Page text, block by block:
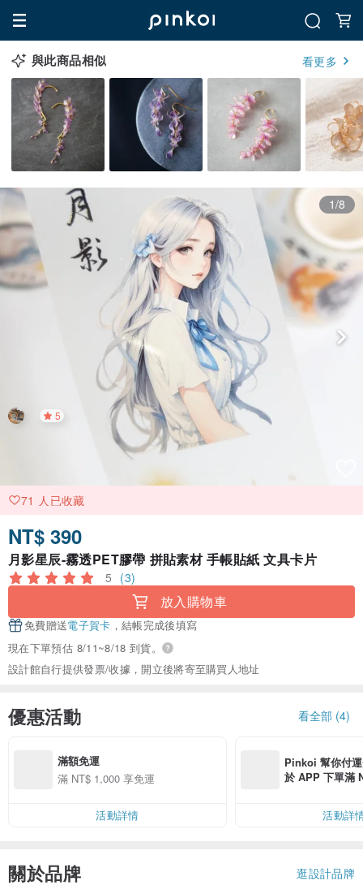
與此商品相似 看更多
1/8
5
71 人已收藏
NT$ 390
月影星辰-霧透PET膠帶 拼貼素材 手帳貼紙 文具卡片
5 (3)
放入購物車
免費贈送電子賀卡 ，結帳完成後填寫
現在下單預估 8/11~8/18 到貨。
設計館自行提供發票/收據，開立後將寄至購買人地址
優惠活動 看全部 (4)
滿額免運
滿 NT$ 1,000 享免運
活動詳情
Pinkoi 幫你付
於 APP 下單滿
活動詳
關於品牌 逛設計品牌